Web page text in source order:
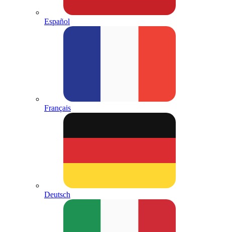
Español
Français
Deutsch